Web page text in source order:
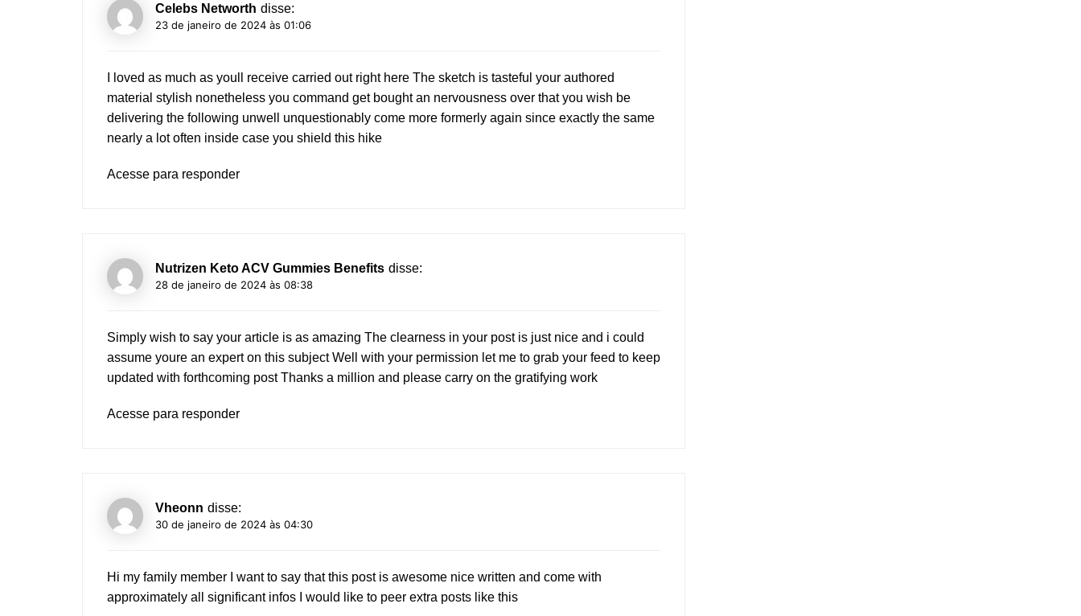
Celebs Networth disse:
23 de janeiro de 2024 às 01:06
I loved as much as youll receive carried out right here The sketch is tasteful your authored
material stylish nonetheless you command get bought an nervousness over that you wish be
delivering the following unwell unquestionably come more formerly again since exactly the same
nearly a lot often inside case you shield this hike
Acesse para responder
Nutrizen Keto ACV Gummies Benefits disse:
28 de janeiro de 2024 às 08:38
Simply wish to say your article is as amazing The clearness in your post is just nice and i could
assume youre an expert on this subject Well with your permission let me to grab your feed to keep
updated with forthcoming post Thanks a million and please carry on the gratifying work
Acesse para responder
Vheonn disse:
30 de janeiro de 2024 às 04:30
Hi my family member I want to say that this post is awesome nice written and come with
approximately all significant infos I would like to peer extra posts like this